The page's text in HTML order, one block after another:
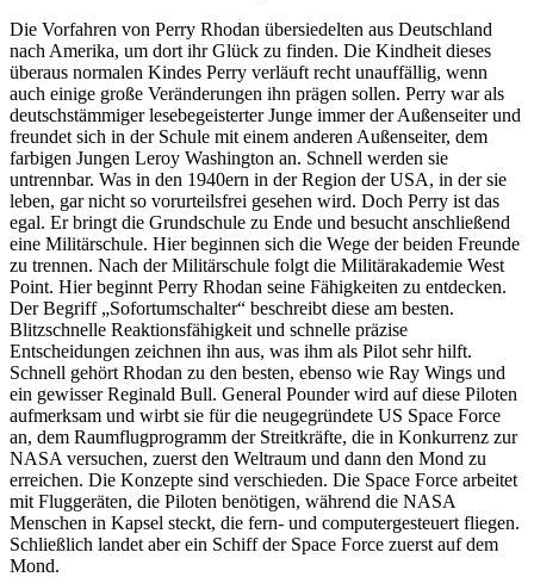
Die Vorfahren von Perry Rhodan übersiedelten aus Deutschland
nach Amerika, um dort ihr Glück zu finden. Die Kindheit dieses
überaus normalen Kindes Perry verläuft recht unauffällig, wenn
auch einige große Veränderungen ihn prägen sollen. Perry war als
deutschstämmiger lesebegeisterter Junge immer der Außenseiter und
freundet sich in der Schule mit einem anderen Außenseiter, dem
farbigen Jungen Leroy Washington an. Schnell werden sie
untrennbar. Was in den 1940ern in der Region der USA, in der sie
leben, gar nicht so vorurteilsfrei gesehen wird. Doch Perry ist das
egal. Er bringt die Grundschule zu Ende und besucht anschließend
eine Militärschule. Hier beginnen sich die Wege der beiden Freunde
zu trennen. Nach der Militärschule folgt die Militärakademie West
Point. Hier beginnt Perry Rhodan seine Fähigkeiten zu entdecken.
Der Begriff „Sofortumschalter“ beschreibt diese am besten.
Blitzschnelle Reaktionsfähigkeit und schnelle präzise
Entscheidungen zeichnen ihn aus, was ihm als Pilot sehr hilft.
Schnell gehört Rhodan zu den besten, ebenso wie Ray Wings und
ein gewisser Reginald Bull. General Pounder wird auf diese Piloten
aufmerksam und wirbt sie für die neugegründete US Space Force
an, dem Raumflugprogramm der Streitkräfte, die in Konkurrenz zur
NASA versuchen, zuerst den Weltraum und dann den Mond zu
erreichen. Die Konzepte sind verschieden. Die Space Force arbeitet
mit Fluggeräten, die Piloten benötigen, während die NASA
Menschen in Kapsel steckt, die fern- und computergesteuert fliegen.
Schließlich landet aber ein Schiff der Space Force zuerst auf dem
Mond.